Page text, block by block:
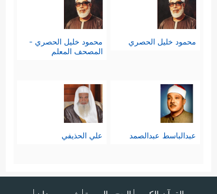
محمود خليل الحصري
محمود خليل الحصري -
المصحف المعلم
عبدالباسط عبدالصمد علي الحذيفي